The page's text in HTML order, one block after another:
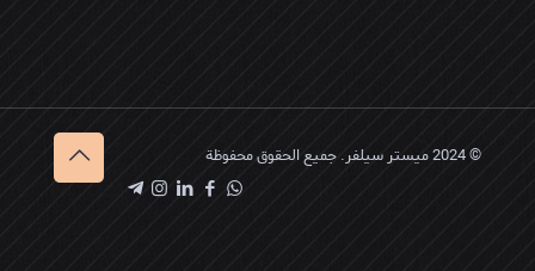
© 2024 میستر سیلفر. جميع الحقوق محفوظة